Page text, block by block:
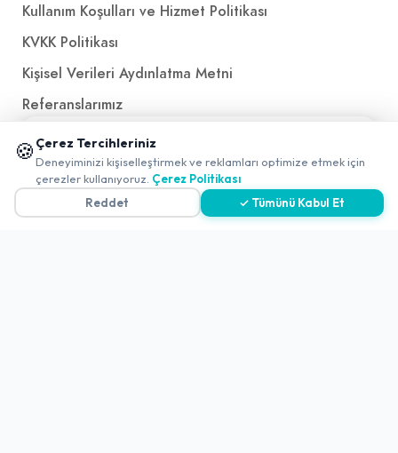
Kullanım Koşulları ve Hizmet Politikası
KVKK Politikası
Kişisel Verileri Aydınlatma Metni
Referanslarımız
İletişim
iletisim@yakalamac.com.tr
Dokuz Eylül Üniversitesi Teknoparkı Adatepe Mah.
🍪 Çerez Tercihleriniz
Deneyiminizi kişiselleştirmek ve reklamları optimize etmek için
çerezler kullanıyoruz. Çerez Politikası
Reddet
✓ Tümünü Kabul Et
📱 Mobil uygulamamızı keşfedin!
✖